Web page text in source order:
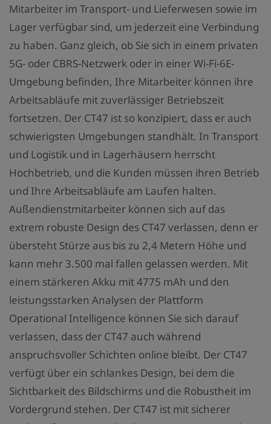
Mitarbeiter im Transport- und Lieferwesen sowie im
Lager verfügbar sind, um jederzeit eine Verbindung
zu haben. Ganz gleich, ob Sie sich in einem privaten
5G- oder CBRS-Netzwerk oder in einer Wi-Fi-6E-
Umgebung befinden, Ihre Mitarbeiter können ihre
Arbeitsabläufe mit zuverlässiger Betriebszeit
fortsetzen. Der CT47 ist so konzipiert, dass er auch
schwierigsten Umgebungen standhält. In Transport
und Logistik und in Lagerhäusern herrscht
Hochbetrieb, und die Kunden müssen ihren Betrieb
und Ihre Arbeitsabläufe am Laufen halten.
Außendienstmitarbeiter können sich auf das
extrem robuste Design des CT47 verlassen, denn er
übersteht Stürze aus bis zu 2,4 Metern Höhe und
kann mehr 3.500 mal fallen gelassen werden. Mit
einem stärkeren Akku mit 4775 mAh und den
leistungsstarken Analysen der Plattform
Operational Intelligence können Sie sich darauf
verlassen, dass der CT47 auch während
anspruchsvoller Schichten online bleibt. Der CT47
verfügt über ein schlankes Design, bei dem die
Sichtbarkeit des Bildschirms und die Robustheit im
Vordergrund stehen. Der CT47 ist mit sicherer